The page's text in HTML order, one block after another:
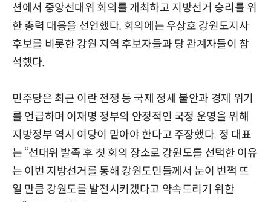
션에서 중앙선대위 회의를 개최하고 지방선거 승리를 위
한 총력 대응을 선언했다. 회의에는 우상호 강원도지사
후보를 비롯한 강원 지역 후보자들과 당 관계자들이 참
석했다.
민주당은 최근 이란 전쟁 등 국제 정세 불안과 경제 위기
를 언급하며 이재명 정부의 안정적인 국정 운영을 위해
지방정부 역시 여당이 맡아야 한다고 주장했다. 정 대표
는 “선대위 발족 후 첫 회의 장소로 강원도를 선택한 이유
는 이번 지방선거를 통해 강원도민들께서 눈이 번쩍 뜨
일 만큼 강원도를 발전시키겠다고 약속드리기 위한